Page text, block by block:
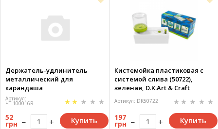
Держатель-удлинитель
металлический для
карандаша
Артикул:
ЧТ-100016R
52
грн Купить
Кистемойка пластиковая с
системой слива (50722),
зеленая, D.K.Art & Craft
Артикул: DK50722
197
грн Купить